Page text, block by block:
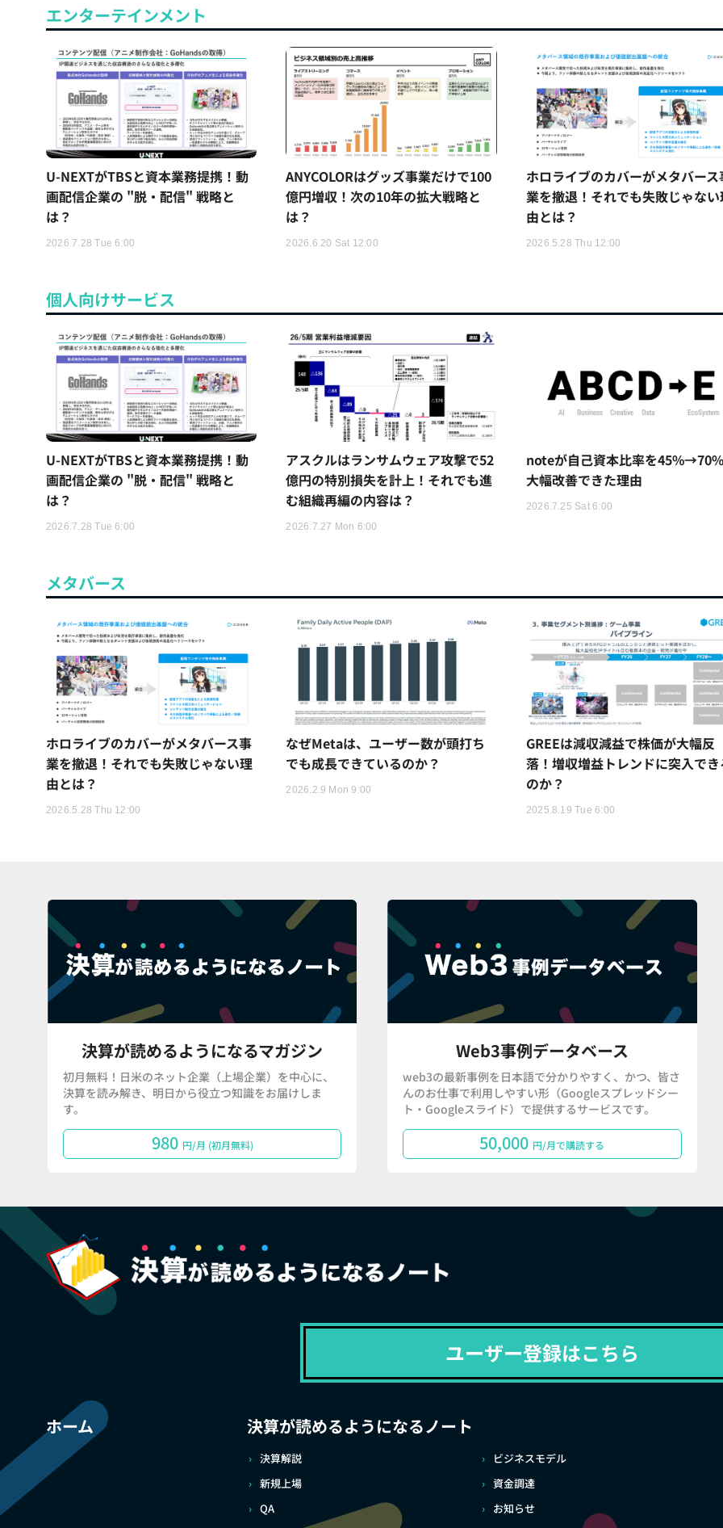
エンターテインメント
U-NEXTがTBSと資本業務提携！動
画配信企業の "脱・配信" 戦略と
は？
2026.7.28 Tue 6:00
ANYCOLORはグッズ事業だけで100
億円増収！次の10年の拡大戦略と
は？
2026.6.20 Sat 12:00
ホロライブのカバーがメタバース
業を撤退！それでも失敗じゃな
由とは？
2026.5.28 Thu 12:00
個人向けサービス
U-NEXTがTBSと資本業務提携！動
画配信企業の "脱・配信" 戦略と
は？
2026.7.28 Tue 6:00
アスクルはランサムウェア攻撃で52
億円の特別損失を計上！それでも進
む組織再編の内容は？
2026.7.27 Mon 6:00
noteが自己資本比率を
大幅改善できた理由
2026.7.25 Sat 6:00
メタバース
ホロライブのカバーがメタバース事
業を撤退！それでも失敗じゃない理
由とは？
2026.5.28 Thu 12:00
なぜMetaは、ユーザー数が頭打ち
でも成長できているのか？
2026.2.9 Mon 9:00
GREEは減収減益で株価が大幅反
落！増収増益トレンドに突入でき
のか？
2025.8.19 Tue 6:00
決算が読めるようになるマガジン
初月無料！日米のネット企業（上場企業）を中心に、
決算を読み解き、明日から役立つ知識をお届けしま
す。
980 円/月 (初月無料)
Web3事例データベース
web3の最新事例を日本語で分かりやすく、かつ、皆さ
んのお仕事で利用しやすい形（Googleスプレッドシー
ト・Googleスライド）で提供するサービスです。
50,000 円/月で購読する
ユーザー登録はこちら
ホーム 決算が読めるようになるノート
決算解説
ビジネスモデル
新規上場
資金調達
QA
お知らせ